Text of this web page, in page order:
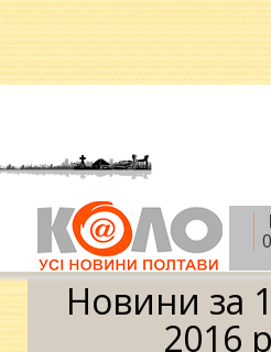
Головна » 2016 рік »
Календар
Новини за
2016